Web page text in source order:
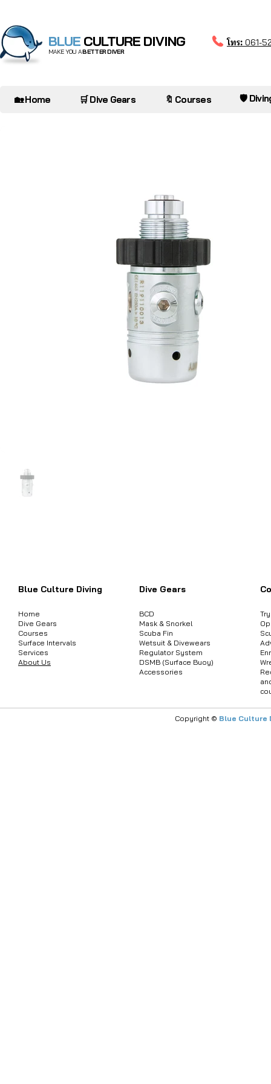
BLUE CULTURE DIVING
MAKE YOU ABETTER DIVER
โทร: 061-
🏡 Home 🛒 Dive Gears 🔖 Courses 🛡️
Blue Culture Diving
Home
Dive Gears
Courses
Surface Intervals
Services
About Us
Dive Gears
BCD
Mask & Snorkel
Scuba Fin
Wetsuit & Divewears
Regulator System
DSMB (Surface Buoy)
Accessories
Copyright © Blue Culture